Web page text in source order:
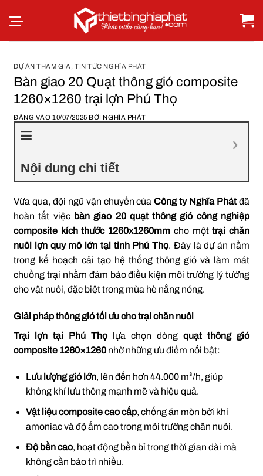
qua
DỰ ÁN THAM GIA , TIN TỨC NGHĨA PHÁT
Bàn giao 20 Quạt thông gió composite
1260×1260 trại lợn Phú Thọ
ĐĂNG VÀO10/07/2025 BỞI NGHĨA PHÁT
Nội dung chi tiết
Vừa qua, đội ngũ vận chuyển củaCông ty Nghĩa Phát đã
hoàn tất việc bàn giao 20 quạt thông gió công nghiệp
composite kích thước 1260x1260mm cho mộttrại chăn
nuôi lợn quy mô lớn tại tỉnh Phú Thọ. Đây là dự án nằm
trong kế hoạch cải tạo hệ thống thông gió và làm mát
chuồng trại nhằm đảm bảo điều kiện môi trường lý tưởng
cho vật nuôi, đặc biệt trong mùa hè nắng nóng.
Giải pháp thông gió tối ưu cho trại chăn nuôi
Trại lợn tại Phú Thọlựa chọn dòng quạt thông gió
composite 1260×1260 nhờ những ưu điểm nổi bật:
Lưu lượng gió lớn, lên đến hơn 44.000 m³/h, giúp
không khí lưu thông mạnh mẽ và hiệu quả.
Vật liệu composite cao cấp, chống ăn mòn bởi khí
amoniac và độ ẩm cao trong môi trường chăn nuôi.
Độ bền cao, hoạt động bền bỉ trong thời gian dài mà
không cần bảo trì nhiều.